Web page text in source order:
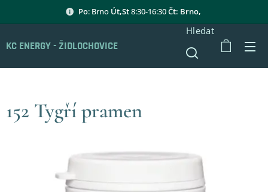
Po: Brno Út,St8:30-16:30Čt: Brno,
KC ENERGY - ŽIDLOCHOVICE
Hledat
152 Tygří pramen